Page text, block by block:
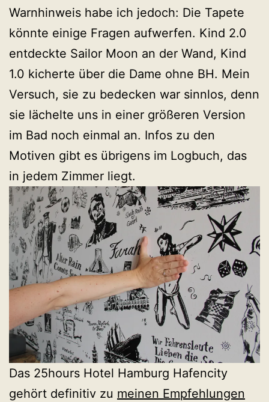
Warnhinweis habe ich jedoch: Die Tapete
könnte einige Fragen aufwerfen. Kind 2.0
entdeckte Sailor Moon an der Wand, Kind
1.0 kicherte über die Dame ohne BH. Mein
Versuch, sie zu bedecken war sinnlos, denn
sie lächelte uns in einer größeren Version
im Bad noch einmal an. Infos zu den
Motiven gibt es übrigens im Logbuch, das
in jedem Zimmer liegt.
Das 25hours Hotel Hamburg Hafencity
gehört definitiv zu meinen Empfehlungen